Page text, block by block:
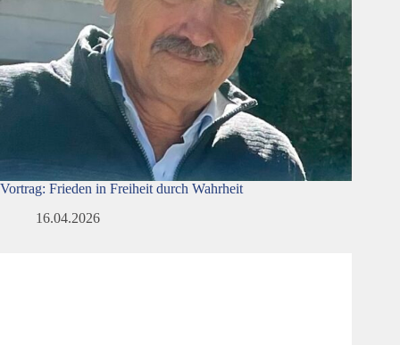
Vortrag: Frieden in Freiheit durch Wahrheit
16.04.2026